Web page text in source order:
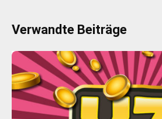
Verwandte Beiträge